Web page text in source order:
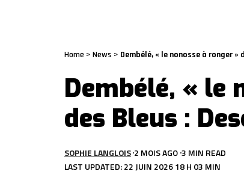
Home > News > Dembélé, « le nonosse à ronger »
Dembélé, « le
des Bleus :
LAST UPDATED: 22 JUIN 2026 18 H 03 MIN
SOPHIE LANGLOIS 2 MOIS AGO 3 MIN READ